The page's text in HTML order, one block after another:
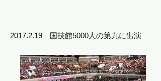
2017.2.19 国技館5000人の第九に出演